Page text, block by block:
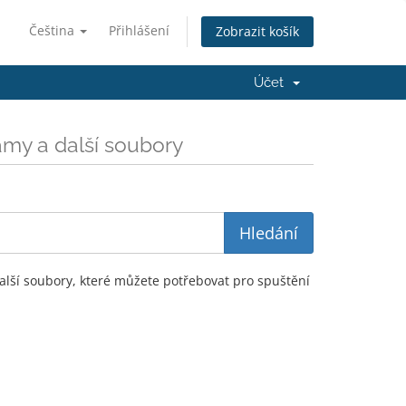
Čeština Přihlášení Zobrazit košík
Účet
a další soubory
soubory, které můžete potřebovat pro spuštění